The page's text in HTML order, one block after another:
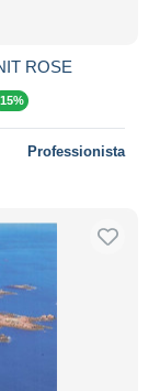
ROSE
Professionista